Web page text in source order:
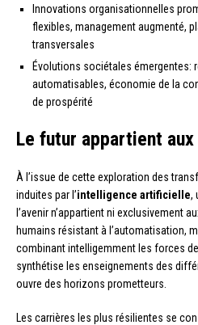
Innovations organisationnelles
flexibles, management augmenté,
transversales
Évolutions sociétales émergentes:
automatisables, économie de la
de prospérité
Le futur appartient
À l’issue de cette exploration des
induites par l’intelligence artificielle,
l’avenir n’appartient ni exclusivement
humains résistant à l’automatisation,
combinant intelligemment les forces
synthétise les enseignements des
ouvre des horizons prometteurs.
Les carrières les plus résilientes se